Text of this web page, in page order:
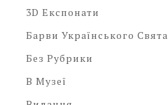
3D Експонати
Барви Українського Свята
Без Рубрики
В Музеї